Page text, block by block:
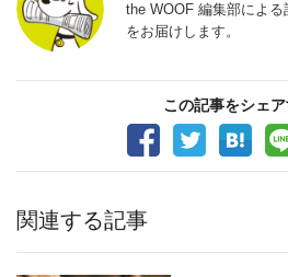
the WOOF 編集部によ
をお届けします。
この記事をシェ
関連する記事